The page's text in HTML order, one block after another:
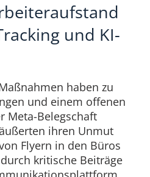
und KI-
haben zu
und einem offenen
Meta-Belegschaft
ihren Unmut
Flyern in den Büros
kritische Beiträge